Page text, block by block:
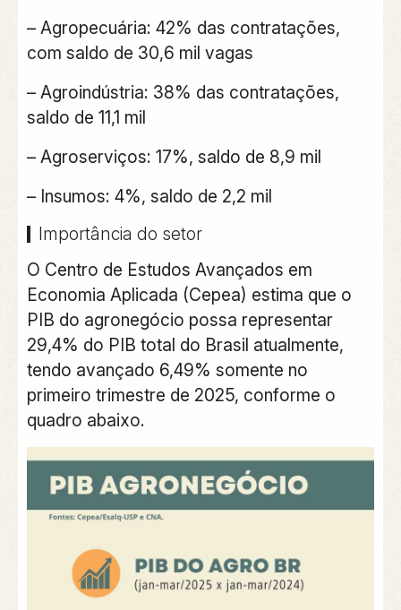
– Agropecuária: 42% das contratações,
com saldo de 30,6 mil vagas
– Agroindústria: 38% das contratações,
saldo de 11,1 mil
– Agroserviços: 17%, saldo de 8,9 mil
– Insumos: 4%, saldo de 2,2 mil
Importância do setor
O Centro de Estudos Avançados em
Economia Aplicada (Cepea) estima que o
PIB do agronegócio possa representar
29,4% do PIB total do Brasil atualmente,
tendo avançado 6,49% somente no
primeiro trimestre de 2025, conforme o
quadro abaixo.